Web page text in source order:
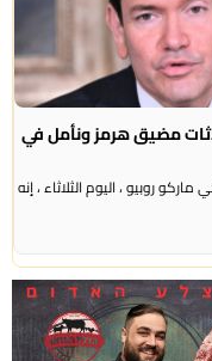
مضيق هرمز ونأمل في
روبيو ، اليوم الثلاثاء ، إنه